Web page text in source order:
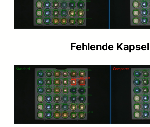
Fehlende Kapsel